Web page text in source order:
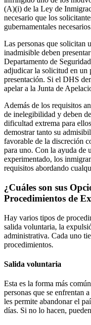
(A)(i) de la Ley de
necesario que los
gubernamentales
Las personas que solicitan
inadmisible deben
Departamento de
adjudicar la solicitud en un
presentación. Si el DHS
apelar a la Junta de
Además de los requisitos
de inelegibilidad y deben
dificultad extrema para
demostrar tanto su
favorable de la discreción
para uno. Con la ayuda de
experimentado, los
requisitos abordando
¿Cuáles son sus
Procedimientos de
Hay varios tipos de
salida voluntaria, la
administrativa. Cada uno
procedimientos.
Salida voluntaria
Esta es la forma más
personas que se enfrentan
les permite abandonar el
días. Si no lo hacen,